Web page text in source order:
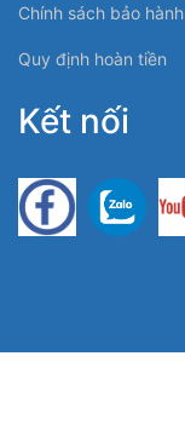
Chính sách bảo hành
Quy định hoàn tiền
Kết nối